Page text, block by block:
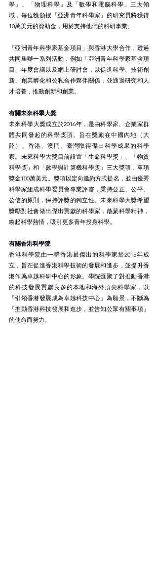
學」、「物理科學」及「數學和電腦科學」三大領
域，每位獲頒授「亞洲青年科學家」的研究員將獲得
10萬美元的資助金，用於支持他們的科研事業。
「亞洲青年科學家基金項目」與香港大學合作，透過
共同舉辦一系列活動，例如「亞洲青年科學家基金項
目」年度會議以及網上研討會，以促進科學、技術創
新、創業孵化和公私合作夥伴關係，並通過研究和人
才培養，推動創新和創業。
有關未來科學大獎
未來科學大獎成立於2016年，是由科學家、企業家群
體共同發起的科學獎項。旨在獎勵在中國內地（大
陸）、香港、澳門、臺灣取得傑出科學成果的科學
家。未來科學大獎目前設置「生命科學獎」、「物質
科學獎」和「數學與計算機科學獎」三大獎項，單項
獎金100萬美元。獎項以定向邀約方式提名，並由優秀
科學家組成科學委員會專業評審，秉持公正、公平、
公信的原則，保持評獎的獨立性。未來科學大獎希望
獎勵對社會做出傑出貢獻的科學家，啟蒙科學精神，
喚起科學熱情，吸引更多青年投身科學。
有關香港科學院
香港科學院由一群香港最傑出的科學家於2015年成
立，旨在促進香港科學技術的發展和進步，並提升香
港作為卓越科研中心的形象。學院匯聚了對推動香港
的科技發展貢獻良多的本地和海外頂尖科學家，以
「引領香港發展成為卓越科技中心」為願景，不斷為
「推動香港科技發展和進步，並告知公眾有關事項」
的使命而努力。